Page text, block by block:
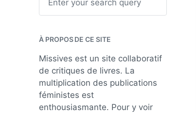
h
À PROPOS DE CE SITE
Missives est un site collaboratif
de critiques de livres. La
multiplication des publications
féministes est
enthousiasmante. Pour y voir